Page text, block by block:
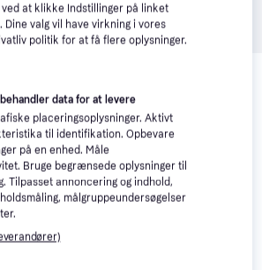
produkter, der matcher dine
Remington
at klikke Indstillinger på linket
Dine valg vil have virkning i vores
politik for at få flere oplysninger.
data for at levere
placeringsoplysninger. Aktivt
til identifikation. Opbevare
på en enhed. Måle
Bruge begrænsede oplysninger til
Tilpasset annoncering og indhold,
målgruppeundersøgelser